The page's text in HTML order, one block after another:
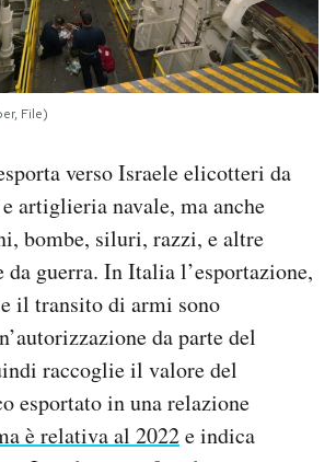
File)
verso Israele elicotteri da
artiglieria navale, ma anche
bombe, siluri, razzi, e altre
da guerra. In Italia l’esportazione,
il transito di armi sono
da parte del
raccoglie il valore del
esportato in una relazione
è relativa al 2022e indica